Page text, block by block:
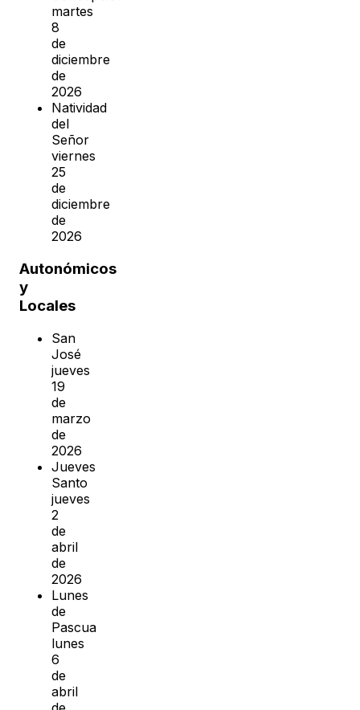
martes
8
de
diciembre
de
2026
Natividad
del
Señor
viernes
25
de
diciembre
de
2026
Autonómicos
y
Locales
San
José
jueves
19
de
marzo
de
2026
Jueves
Santo
jueves
2
de
abril
de
2026
Lunes
de
Pascua
lunes
6
de
abril